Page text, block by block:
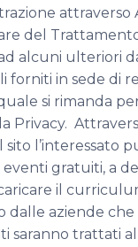
attraverso
del
alcuni ulteriori
forniti in sede di
si rimanda
Privacy.
sito l’interessato
gratuiti, a
il
dalle aziende
saranno trattati